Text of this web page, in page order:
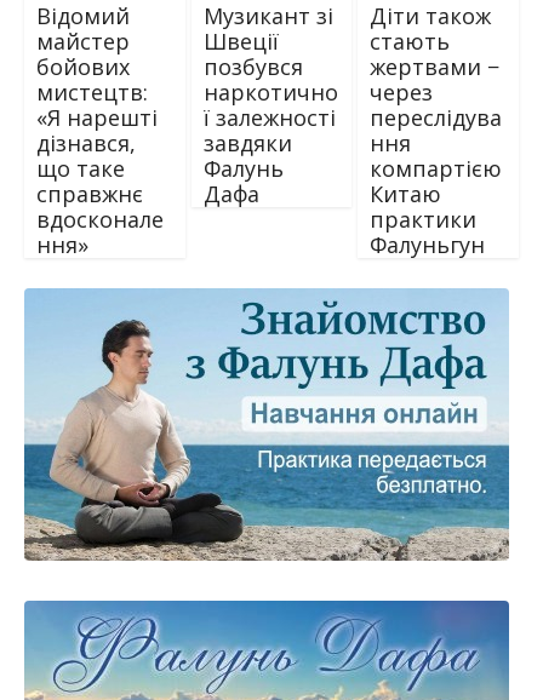
Відомий
майстер
бойових
мистецтв:
«Я нарешті
дізнався,
що таке
справжнє
вдосконале
ння»
Музикант зі
Швеції
позбувся
наркотично
ї залежності
завдяки
Фалунь
Дафа
Діти також
стають
жертвами −
через
переслідува
ння
компартією
Китаю
практики
Фалуньгун